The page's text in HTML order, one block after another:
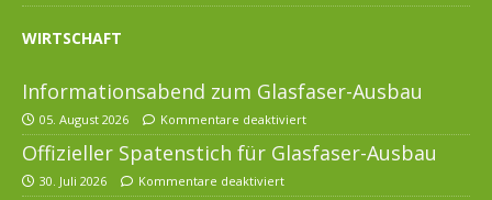
WIRTSCHAFT
Informationsabend zum Glasfaser-Ausbau
05. August 2026 Kommentare deaktiviert
Offizieller Spatenstich für Glasfaser-Ausbau
30. Juli 2026 Kommentare deaktiviert